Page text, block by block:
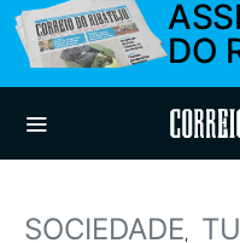
DO
SOCIEDADE